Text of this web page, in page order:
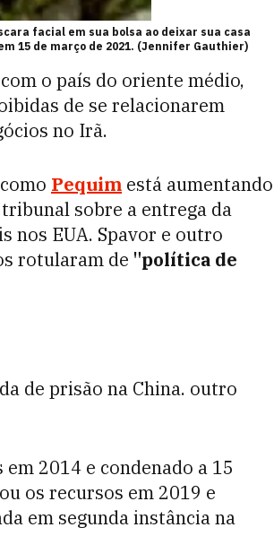
facial em sua bolsa ao deixar sua casa
15 de março de 2021. (Jennifer Gauthier)
o país do oriente médio,
de se relacionarem
no Irã.
Pequim está aumentando
sobre a entrega da
nos EUA. Spavor e outro
rotularam de "política de
de prisão na China. outro
2014 e condenado a 15
os recursos em 2019 e
em segunda instância na